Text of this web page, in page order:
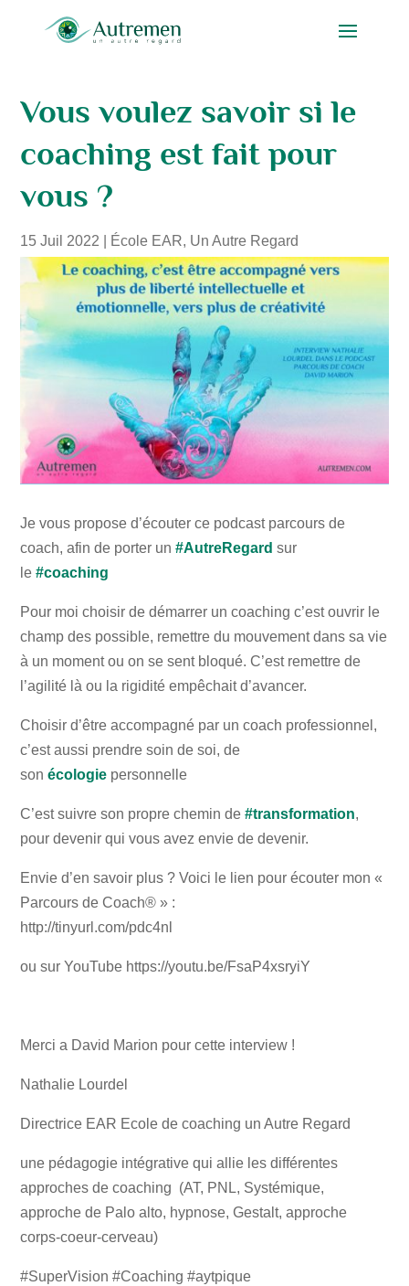
Vous voulez savoir si le
coaching est fait pour
vous ?
15 Juil 2022 École EAR, Un Autre Regard
Je vous propose d’écouter ce podcast parcours de
coach, afin de porter un#AutreRegard sur
le#coaching
Pour moi choisir de démarrer un coaching c’est ouvrir le
champ des possible, remettre du mouvement dans sa vie
à un moment ou on se sent bloqué. C’est remettre de
l’agilité là ou la rigidité empêchait d’avancer.
Choisir d’être accompagné par un coach professionnel,
c’est aussi prendre soin de soi, de
sonécologie personnelle
C’est suivre son propre chemin de#transformation,
pour devenir qui vous avez envie de devenir.
Envie d’en savoir plus ? Voici le lien pour écouter mon «
Parcours de Coach® » :
http://tinyurl.com/pdc4nl
ou sur YouTube https://youtu.be/FsaP4xsryiY
Merci a David Marion pour cette interview !
Nathalie Lourdel
Directrice EAR Ecole de coaching un Autre Regard
une pédagogie intégrative qui allie les différentes
approches de coaching (AT, PNL, Systémique,
approche de Palo alto, hypnose, Gestalt, approche
corps-coeur-cerveau)
#SuperVision #Coaching #aytpique